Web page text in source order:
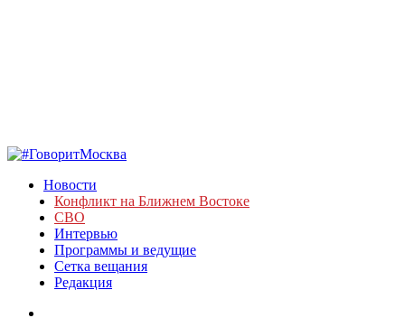
Новости
Конфликт на Ближнем Востоке
СВО
Интервью
Программы и ведущие
Сетка вещания
Редакция